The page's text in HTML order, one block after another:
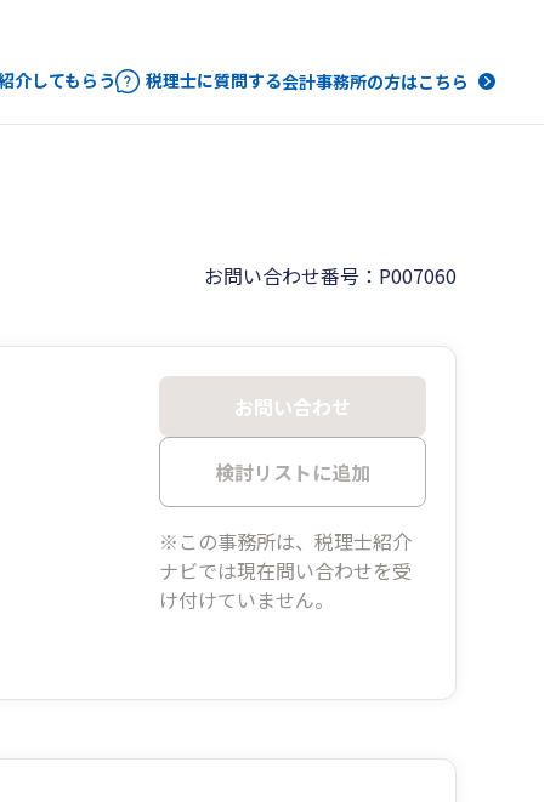
介してもらう 税理士に質問する会計事務所の方はこちら
お問い合わせ番号：P007060
お問い合わせ
検討リストに追加
※この事務所は、税理士紹介
ナビでは現在問い合わせを受
け付けていません。